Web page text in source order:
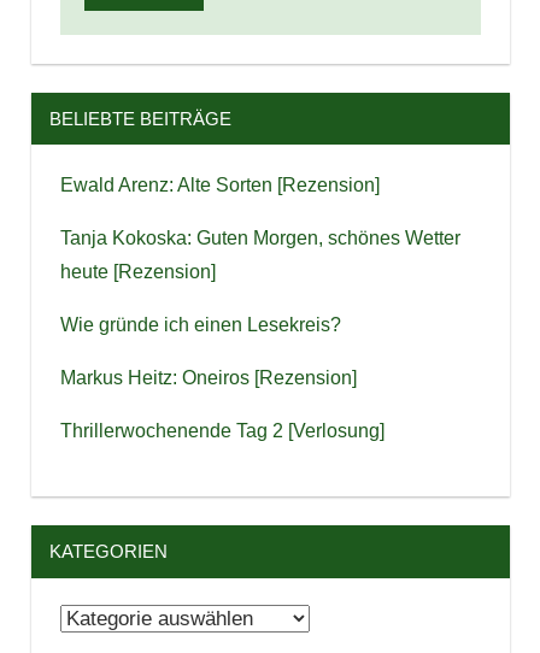
BELIEBTE BEITRÄGE
Ewald Arenz: Alte Sorten [Rezension]
Tanja Kokoska: Guten Morgen, schönes Wetter
heute [Rezension]
Wie gründe ich einen Lesekreis?
Markus Heitz: Oneiros [Rezension]
Thrillerwochenende Tag 2 [Verlosung]
KATEGORIEN
Kategorien